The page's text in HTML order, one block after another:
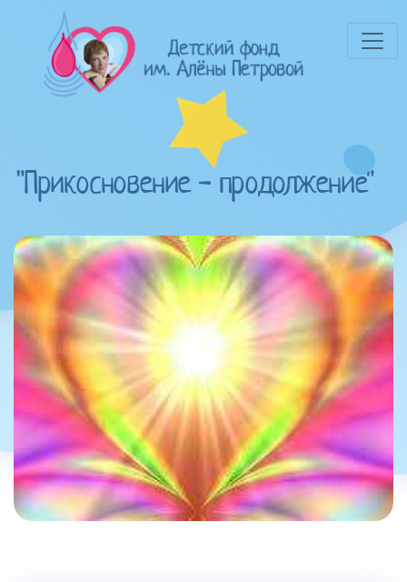
"Прикосновение - продолжение"